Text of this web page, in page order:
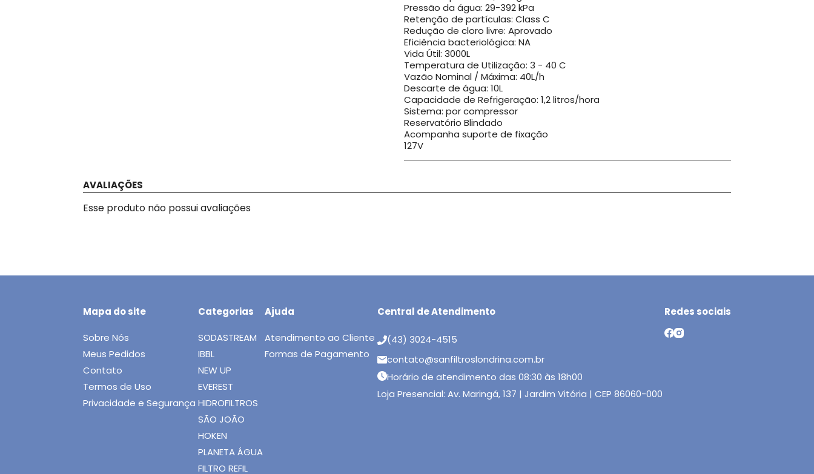
Pressão da água: 29-392 kPa
Retenção de partículas: Class C
Redução de cloro livre: Aprovado
Eficiência bacteriológica: NA
Vida Útil: 3000L
Temperatura de Utilização: 3 - 40 C
Vazão Nominal / Máxima: 40L/h
Descarte de água: 10L
Capacidade de Refrigeração: 1,2 litros/hora
Sistema: por compressor
Reservatório Blindado
Acompanha suporte de fixação
127V
AVALIAÇÕES
Esse produto não possui avaliações
Mapa do site
Sobre Nós
Meus Pedidos
Contato
Termos de Uso
Privacidade e Segurança
Categorias
SODASTREAM
IBBL
NEW UP
EVEREST
HIDROFILTROS
SÃO JOÃO
HOKEN
PLANETA ÁGUA
FILTRO REFIL
Ajuda
Atendimento ao Cliente
Formas de Pagamento
Central de Atendimento
(43) 3024-4515
contato@sanfiltroslondrina.com.br
Horário de atendimento das 08:30 às 18h00
Loja Presencial: Av. Maringá, 137 | Jardim Vitória | CEP 86060-000
Redes sociais